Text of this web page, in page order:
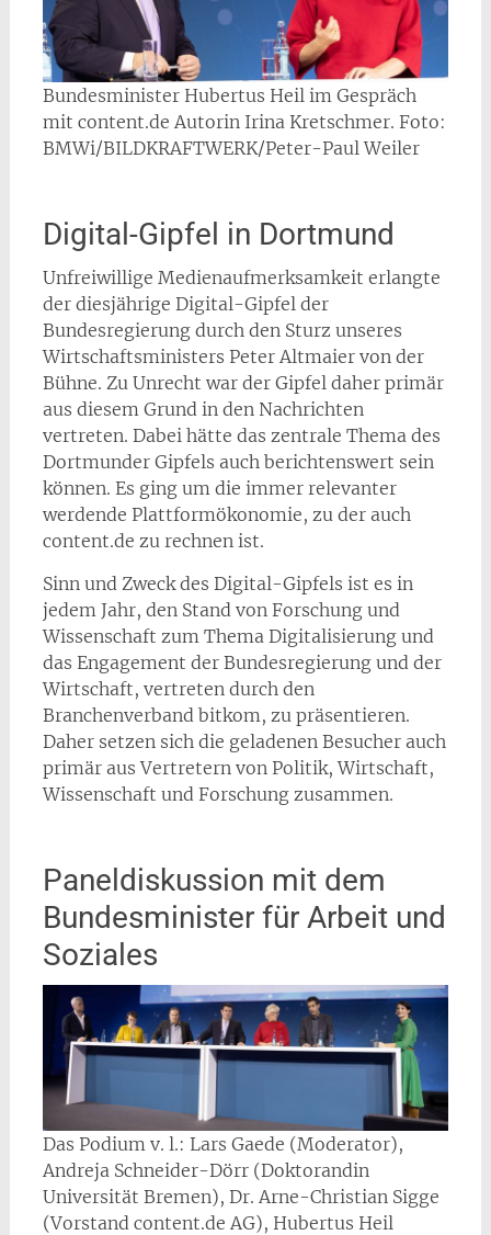
Bundesminister Hubertus Heil im Gespräch
mit content.de Autorin Irina Kretschmer. Foto:
BMWi/BILDKRAFTWERK/Peter-Paul Weiler
Digital-Gipfel in Dortmund
Unfreiwillige Medienaufmerksamkeit erlangte
der diesjährige Digital-Gipfel der
Bundesregierung durch den Sturz unseres
Wirtschaftsministers Peter Altmaier von der
Bühne. Zu Unrecht war der Gipfel daher primär
aus diesem Grund in den Nachrichten
vertreten. Dabei hätte das zentrale Thema des
Dortmunder Gipfels auch berichtenswert sein
können. Es ging um die immer relevanter
werdende Plattformökonomie, zu der auch
content.de zu rechnen ist.
Sinn und Zweck des Digital-Gipfels ist es in
jedem Jahr, den Stand von Forschung und
Wissenschaft zum Thema Digitalisierung und
das Engagement der Bundesregierung und der
Wirtschaft, vertreten durch den
Branchenverband bitkom, zu präsentieren.
Daher setzen sich die geladenen Besucher auch
primär aus Vertretern von Politik, Wirtschaft,
Wissenschaft und Forschung zusammen.
Paneldiskussion mit dem
Bundesminister für Arbeit und
Soziales
Das Podium v. l.: Lars Gaede (Moderator),
Andreja Schneider-Dörr (Doktorandin
Universität Bremen), Dr. Arne-Christian Sigge
(Vorstand content.de AG), Hubertus Heil